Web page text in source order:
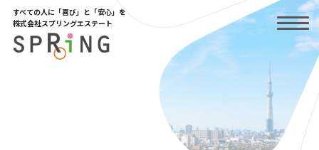
Skip
the
content
すべての人に「喜び」と「安心」を
株式会社スプリングエステート